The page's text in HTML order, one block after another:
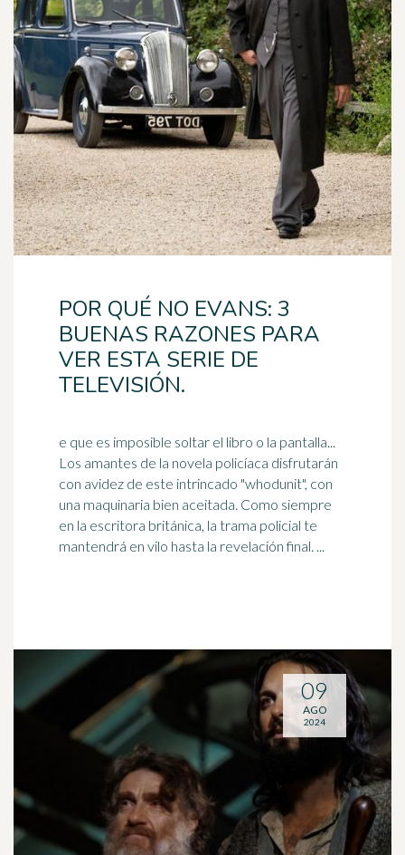
POR QUÉ NO EVANS: 3
BUENAS RAZONES PARA
VER ESTA SERIE DE
TELEVISIÓN.
e que es imposible soltar el libro o la pantalla...
Los amantes de la novela policíaca disfrutarán
con avidez de este intrincado "whodunit", con
una maquinaria bien aceitada. Como siempre
en la escritora británica, la trama policial te
mantendrá en vilo hasta la revelación final. ...
09
AGO
2024